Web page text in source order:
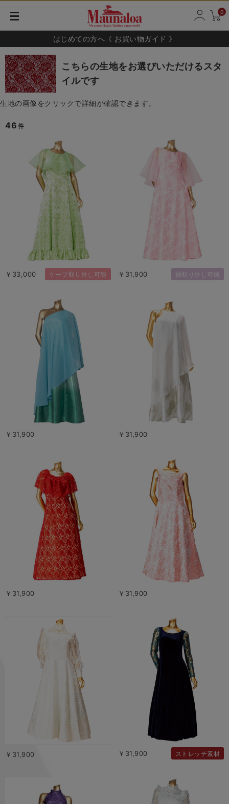
0
はじめての方へ《 お買い物ガイド 》
こちらの生地をお選びいただけるスタ
イルです
生地の画像をクリックで詳細が確認できます。
46 件
￥33,000 ケープ取り外し可能 ￥31,900 袖取り外し可能
￥31,900 ￥31,900
￥31,900 ￥31,900
￥31,900 ￥31,900 ストレッチ素材